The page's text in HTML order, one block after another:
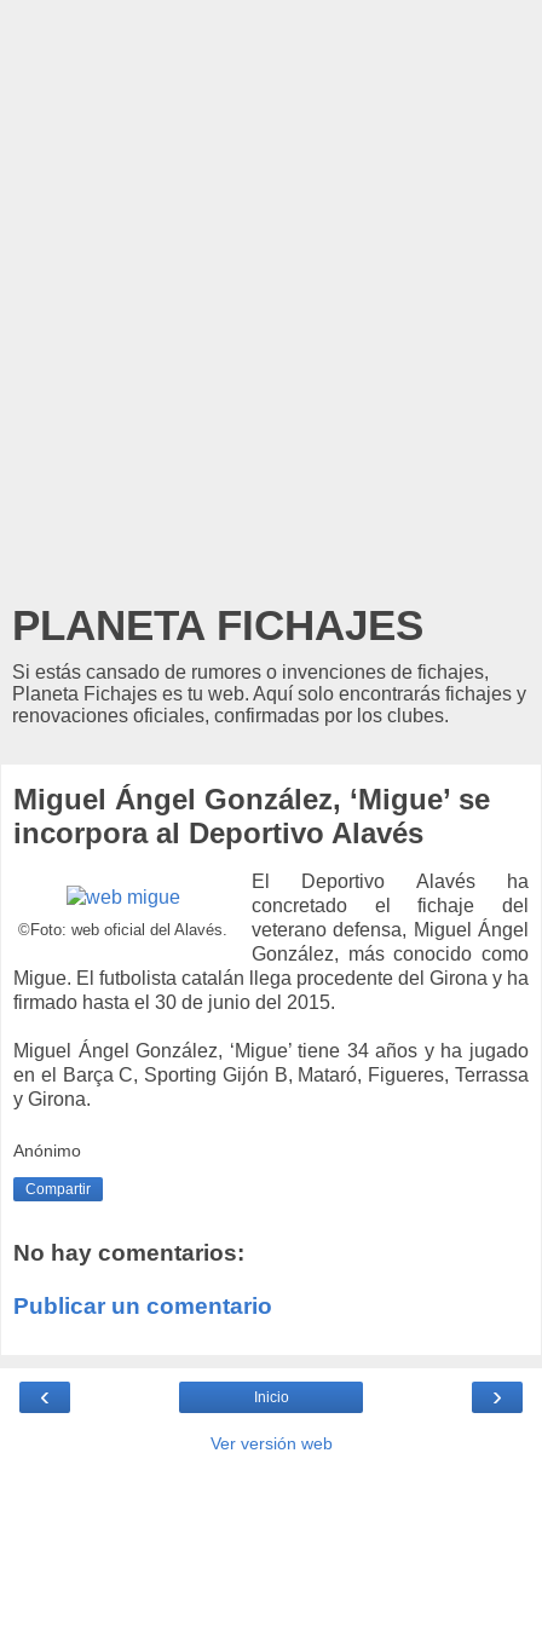
PLANETA FICHAJES
Si estás cansado de rumores o invenciones de fichajes,
Planeta Fichajes es tu web. Aquí solo encontrarás fichajes y
renovaciones oficiales, confirmadas por los clubes.
Miguel Ángel González, ‘Migue’ se
incorpora al Deportivo Alavés
©Foto: web oficial del Alavés.
El Deportivo Alavés ha
concretado el fichaje del
veterano defensa, Miguel Ángel
González, más conocido como
Migue. El futbolista catalán llega procedente del Girona y ha
firmado hasta el 30 de junio del 2015.
Miguel Ángel González, ‘Migue’ tiene 34 años y ha jugado
en el Barça C, Sporting Gijón B, Mataró, Figueres, Terrassa
y Girona.
Anónimo
Compartir
No hay comentarios:
Publicar un comentario
‹ ›
Inicio
Ver versión web